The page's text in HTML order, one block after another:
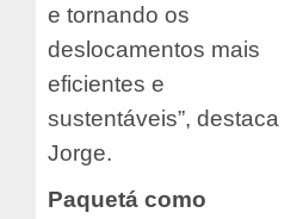
e tornando os
deslocamentos mais
eficientes e
sustentáveis”, destaca
Jorge.
Paquetá como